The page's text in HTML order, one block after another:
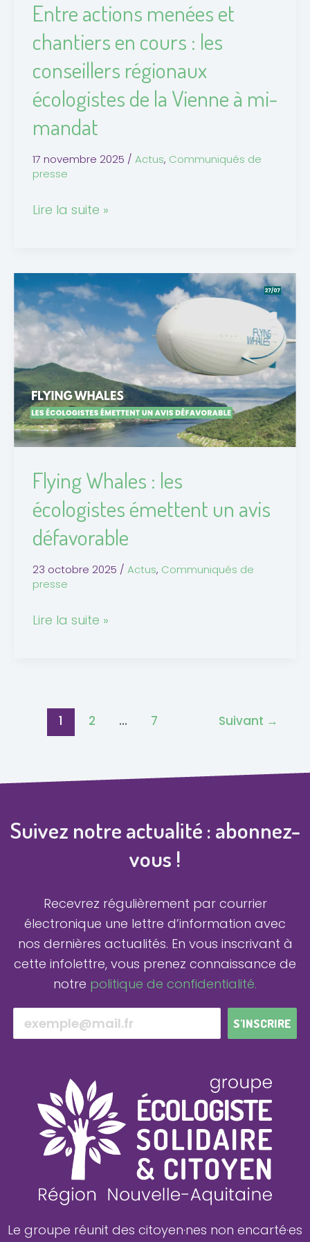
Entre actions menées et
chantiers en cours : les
conseillers régionaux
écologistes de la Vienne à mi-
mandat
17 novembre 2025 / Actus, Communiqués de
presse
régionaux
écologistes
la
Vienne
mi-
mandat
Lire la suite »
Flying Whales : les
écologistes émettent un avis
défavorable
23 octobre 2025 / Actus, Communiqués de
presse
Flying
Whales
:
les
écologistes
émettent
un
avis
défavorable
Lire la suite »
1 2 … 7 Suivant →
Suivez notre actualité : abonnez-
vous !
Recevrez régulièrement par courrier
électronique une lettre d’information avec
nos dernières actualités. En vous inscrivant à
cette infolettre, vous prenez connaissance de
notre politique de confidentialité.
S'INSCRIRE
Le groupe réunit des citoyen·nes non encarté·es